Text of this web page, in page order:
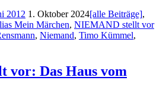
2012 1. Oktober 2024[alle Beiträge],
Mein Märchen, NIEMAND stellt vor
, Niemand, Timo Kümmel,
vor: Das Haus vom